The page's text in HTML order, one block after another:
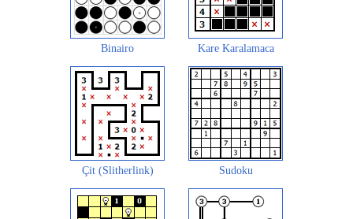
Binairo Kare Karalamaca
Çit (Slitherlink) Sudoku